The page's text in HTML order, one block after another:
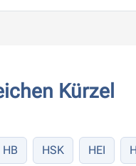
Kürzel
HB HSK HEI